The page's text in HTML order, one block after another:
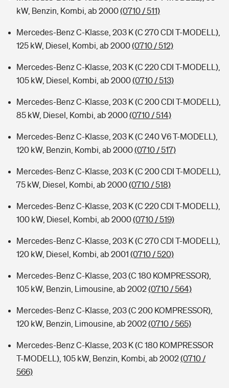
kW, Benzin, Kombi, ab 2000(0710 / 511)
Mercedes-Benz C-Klasse, 203 K (C 270 CDI T-MODELL),
125 kW, Diesel, Kombi, ab 2000(0710 / 512)
Mercedes-Benz C-Klasse, 203 K (C 220 CDI T-MODELL),
105 kW, Diesel, Kombi, ab 2000(0710 / 513)
Mercedes-Benz C-Klasse, 203 K (C 200 CDI T-MODELL),
85 kW, Diesel, Kombi, ab 2000(0710 / 514)
Mercedes-Benz C-Klasse, 203 K (C 240 V6 T-MODELL),
120 kW, Benzin, Kombi, ab 2000(0710 / 517)
Mercedes-Benz C-Klasse, 203 K (C 200 CDI T-MODELL),
75 kW, Diesel, Kombi, ab 2000(0710 / 518)
Mercedes-Benz C-Klasse, 203 K (C 220 CDI T-MODELL),
100 kW, Diesel, Kombi, ab 2000(0710 / 519)
Mercedes-Benz C-Klasse, 203 K (C 270 CDI T-MODELL),
120 kW, Diesel, Kombi, ab 2001 (0710 / 520)
Mercedes-Benz C-Klasse, 203 (C 180 KOMPRESSOR),
105 kW, Benzin, Limousine, ab 2002(0710 / 564)
Mercedes-Benz C-Klasse, 203 (C 200 KOMPRESSOR),
120 kW, Benzin, Limousine, ab 2002(0710 / 565)
Mercedes-Benz C-Klasse, 203 K (C 180 KOMPRESSOR
T-MODELL), 105 kW, Benzin, Kombi, ab 2002(0710 /
566)